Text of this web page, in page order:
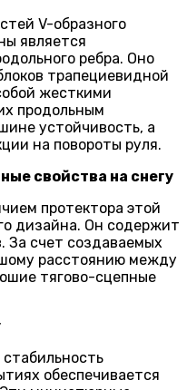
V-образного
является
ребра. Оно
трапециевидной
жесткими
продольным
устойчивость, а
на повороты руля.
свойства на снегу
протектора этой
дизайна. Он содержит
За счет создаваемых
расстоянию между
тягово-сцепные
обеспечивается